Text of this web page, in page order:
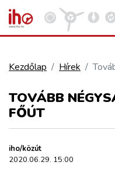
VASÚT
REPÜLÉS
Kezdőlap Hírek
TOVÁBB
FŐÚT
iho/közút
2020.06.29. 15:00